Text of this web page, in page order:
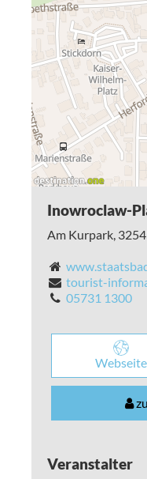
Inowroclaw-
Am Kurpark,
tourist-
05731 1300
Webseite
Veranstalter